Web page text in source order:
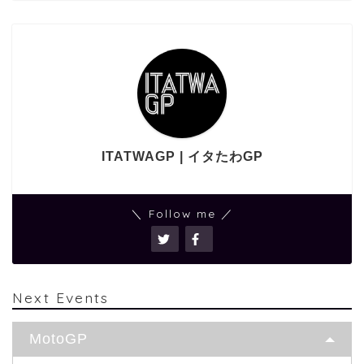
ITATWAGP | イタたわGP
＼ Follow me ／
Next Events
MotoGP